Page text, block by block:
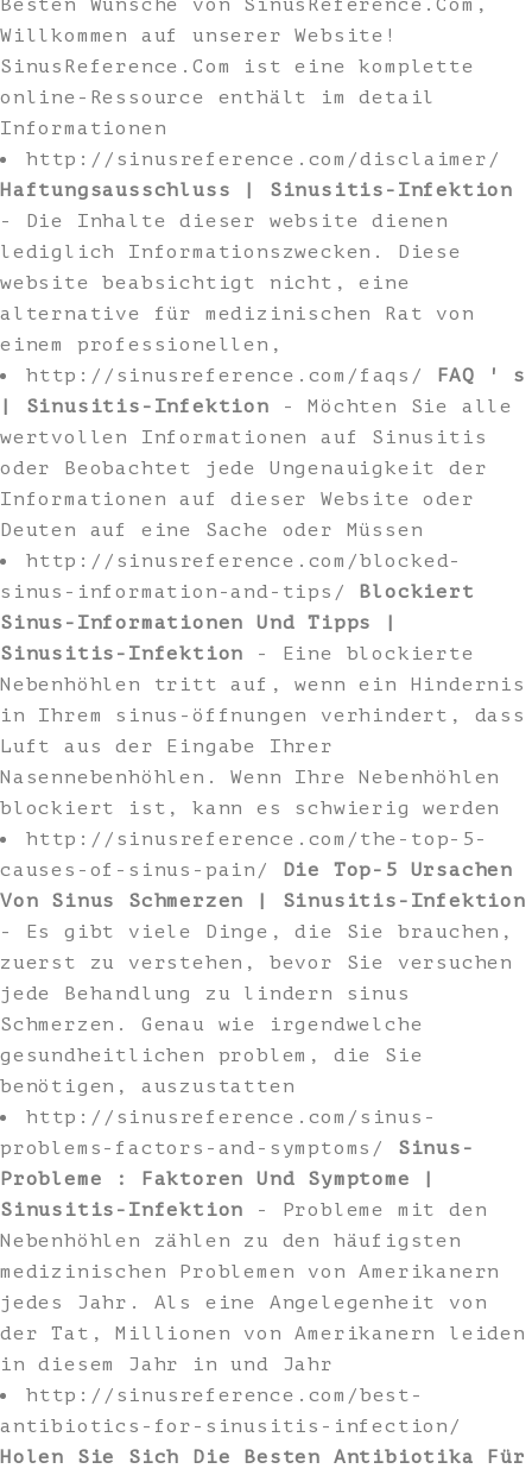
Besten Wünsche von SinusReference.Com,
Willkommen auf unserer Website!
SinusReference.Com ist eine komplette
online-Ressource enthält im detail
Informationen
http://sinusreference.com/disclaimer/
Haftungsausschluss | Sinusitis-Infektion
- Die Inhalte dieser website dienen
lediglich Informationszwecken. Diese
website beabsichtigt nicht, eine
alternative für medizinischen Rat von
einem professionellen,
http://sinusreference.com/faqs/
FAQ ' s
| Sinusitis-Infektion - Möchten Sie alle
wertvollen Informationen auf Sinusitis
oder Beobachtet jede Ungenauigkeit der
Informationen auf dieser Website oder
Deuten auf eine Sache oder Müssen
http://sinusreference.com/blocked-
sinus-information-and-tips/ Blockiert
Sinus-Informationen Und Tipps |
Sinusitis-Infektion - Eine blockierte
Nebenhöhlen tritt auf, wenn ein Hindernis
in Ihrem sinus-öffnungen verhindert, dass
Luft aus der Eingabe Ihrer
Nasennebenhöhlen. Wenn Ihre Nebenhöhlen
blockiert ist, kann es schwierig werden
http://sinusreference.com/the-top-5-
causes-of-sinus-pain/
Die Top-5 Ursachen
Von Sinus Schmerzen | Sinusitis-Infektion
- Es gibt viele Dinge, die Sie brauchen,
zuerst zu verstehen, bevor Sie versuchen
jede Behandlung zu lindern sinus
Schmerzen. Genau wie irgendwelche
gesundheitlichen problem, die Sie
benötigen, auszustatten
http://sinusreference.com/sinus-
problems-factors-and-symptoms/ Sinus-
Probleme : Faktoren Und Symptome |
Sinusitis-Infektion - Probleme mit den
Nebenhöhlen zählen zu den häufigsten
medizinischen Problemen von Amerikanern
jedes Jahr. Als eine Angelegenheit von
der Tat, Millionen von Amerikanern leiden
in diesem Jahr in und Jahr
http://sinusreference.com/best-
antibiotics-for-sinusitis-infection/
Holen Sie Sich Die Besten Antibiotika Für